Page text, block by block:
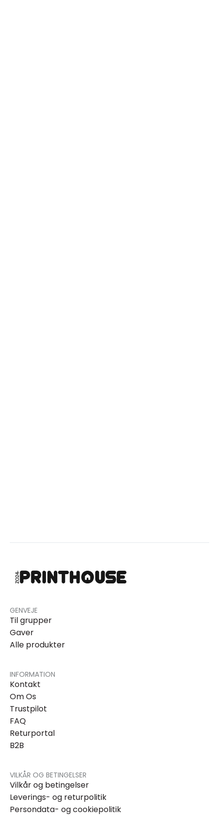
GENVEJE
Til grupper
Gaver
Alle produkter
INFORMATION
Kontakt
Om Os
Trustpilot
FAQ
Returportal
B2B
VILKÅR OG BETINGELSER
Vilkår og betingelser
Leverings- og returpolitik
Persondata- og cookiepolitik